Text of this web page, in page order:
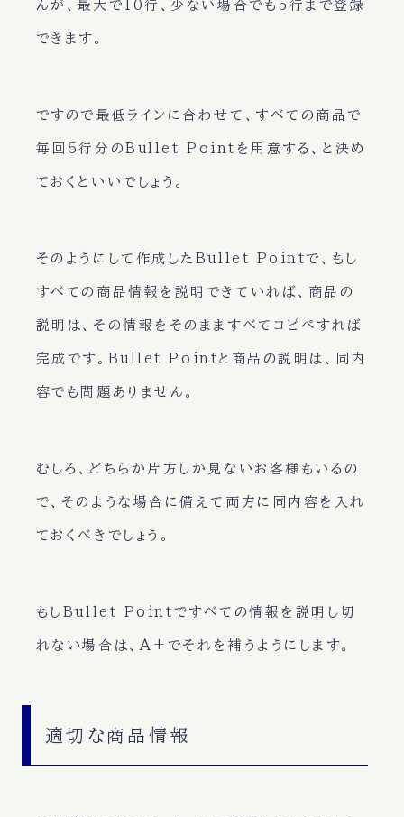
んが、最大で10行、少ない場合でも5行まで登録
できます。
ですので最低ラインに合わせて、すべての商品で
毎回5行分のBullet Pointを用意する、と決め
ておくといいでしょう。
そのようにして作成したBullet Pointで、もし
すべての商品情報を説明できていれば、商品の
説明は、その情報をそのまますべてコピペすれば
完成です。Bullet Pointと商品の説明は、同内
容でも問題ありません。
むしろ、どちらか片方しか見ないお客様もいるの
で、そのような場合に備えて両方に同内容を入れ
ておくべきでしょう。
もしBullet Pointですべての情報を説明し切
れない場合は、A+でそれを補うようにします。
適切な商品情報